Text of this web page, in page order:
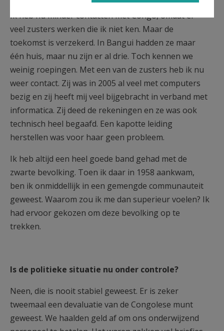
Ik heb nu minder contacten met Congo, omdat er
veel zusters werken die ik niet ken. Maar de
toekomst is verzekerd. In Bangui hadden ze maar
één huis, maar nu zijn er al drie. Toch kennen we
weinig roepingen. Met een van de zusters heb ik nu
weer contact. Zij was in 2005 al veel met computers
bezig en zij heeft mij veel bijgebracht in verband met
informatica. Zij deed de rekeningen en ze was ook
technisch heel begaafd. Een kapotte leiding
herstellen was voor haar geen probleem.
Ik heb altijd een heel goede band gehad met de
zwarte bevolking. Toen ik daar in 1958 aankwam,
ben ik onmiddellijk in een gemengde communauteit
geweest. Waarom zou ik me dan superieur voelen? Ik
had ervoor gekozen om deze bevolking op te
trekken.
Is de politieke situatie nu onder controle?
Neen, die is nooit stabiel geweest. Er is zeker
tweemaal een devaluatie van de Congolese munt
geweest. We haalden geld af om ons onderwijzend